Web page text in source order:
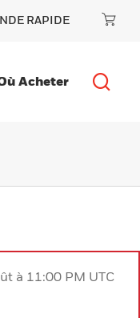
RAPIDE
Acheter
à 11:00 PM UTC